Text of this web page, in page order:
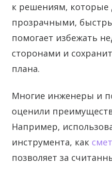
к решениям, которые
прозрачными,
помогает избежать
сторонами и
плана.
Многие инженеры и
оценили
Например,
инструмента, как
позволяет за